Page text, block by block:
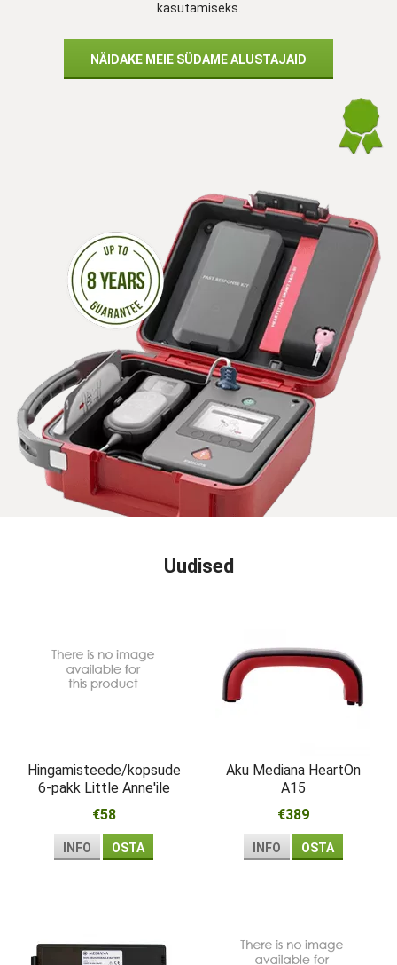
kasutamiseks.
NÄIDAKE MEIE SÜDAME ALUSTAJAID
Uudised
Hingamisteede/kopsude
6-pakk Little Anne'ile
€58
INFO OSTA
Aku Mediana HeartOn
A15
€389
INFO OSTA